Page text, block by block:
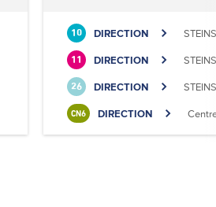
10 DIRECTION
11 DIRECTION
26 DIRECTION
CN6 DIRECTION